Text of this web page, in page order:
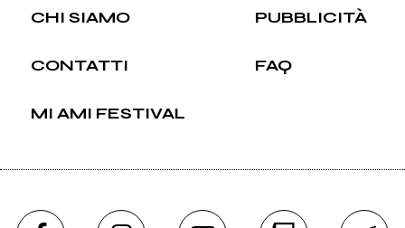
CHI SIAMO PUBBLICITÀ
CONTATTI FAQ
MI AMI FESTIVAL